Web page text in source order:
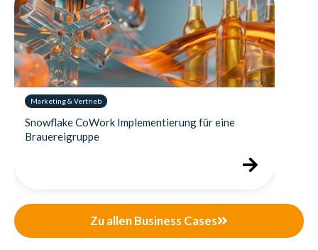
Marketing & Vertrieb
Snowflake CoWork Implementierung für eine
Brauereigruppe
Zu allen Business Cases